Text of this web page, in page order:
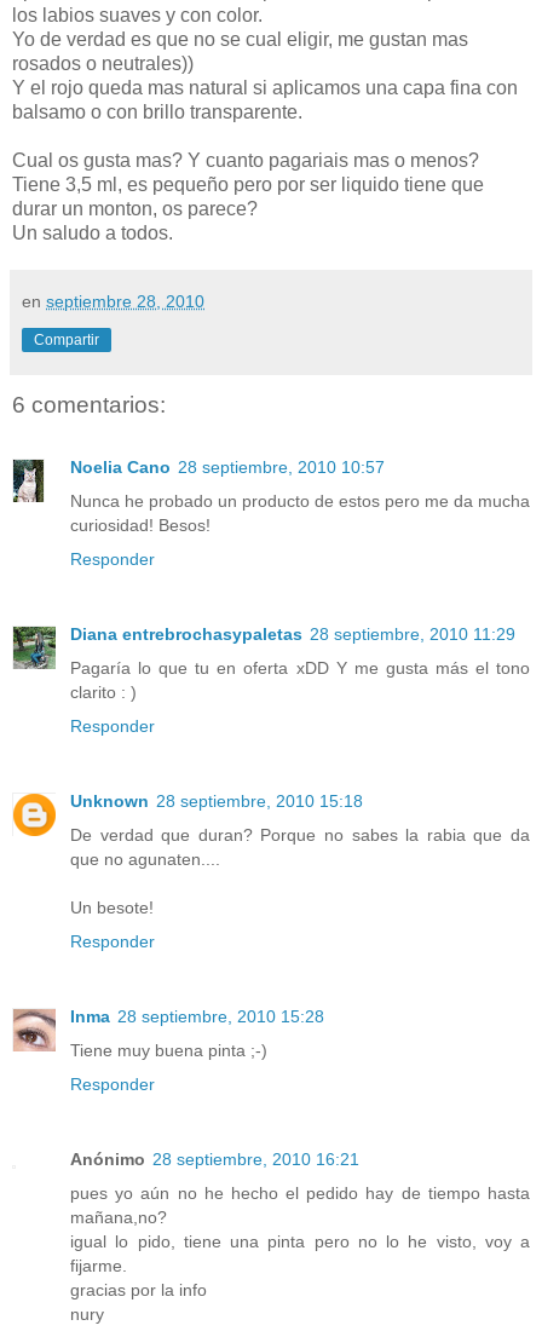
los labios suaves y con color.
Yo de verdad es que no se cual eligir, me gustan mas
rosados o neutrales))
Y el rojo queda mas natural si aplicamos una capa fina con
balsamo o con brillo transparente.
Cual os gusta mas? Y cuanto pagariais mas o menos?
Tiene 3,5 ml, es pequeño pero por ser liquido tiene que
durar un monton, os parece?
Un saludo a todos.
en septiembre 28, 2010
Compartir
6 comentarios:
Noelia Cano 28 septiembre, 2010 10:57
Nunca he probado un producto de estos pero me da mucha
curiosidad! Besos!
Responder
Diana entrebrochasypaletas 28 septiembre, 2010 11:29
Pagaría lo que tu en oferta xDD Y me gusta más el tono
clarito : )
Responder
Unknown 28 septiembre, 2010 15:18
De verdad que duran? Porque no sabes la rabia que da
que no agunaten....
Un besote!
Responder
Inma 28 septiembre, 2010 15:28
Tiene muy buena pinta ;-)
Responder
Anónimo 28 septiembre, 2010 16:21
pues yo aún no he hecho el pedido hay de tiempo hasta
mañana,no?
igual lo pido, tiene una pinta pero no lo he visto, voy a
fijarme.
gracias por la info
nury